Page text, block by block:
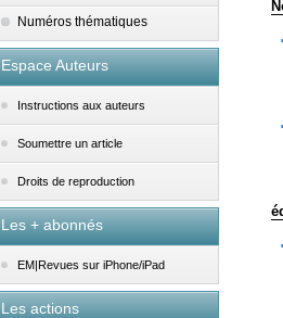
Numéros thématiques
Espace Auteurs
Instructions aux auteurs
Soumettre un article
Droits de reproduction
Les + abonnés
EM|Revues sur iPhone/iPad
Les actions